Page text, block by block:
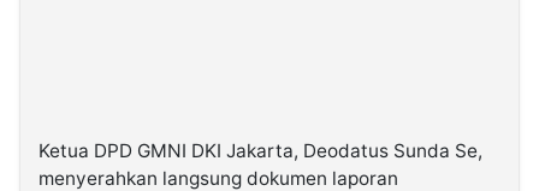
Ketua DPD GMNI DKI Jakarta, Deodatus Sunda Se,
menyerahkan langsung dokumen laporan